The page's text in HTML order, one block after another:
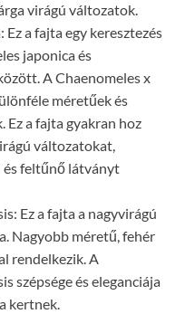
virágú változatok.
a fajta egy keresztezés
japonica és
A Chaenomeles x
méretűek és
Ez a fajta gyakran hoz
változatokat,
és feltűnő látványt
Ez a fajta a nagyvirágú
Nagyobb méretű, fehér
rendelkezik. A
szépsége és eleganciája
kertnek.